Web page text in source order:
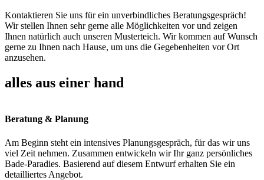
Kontaktieren Sie uns für ein unverbindliches Beratungsgespräch!
Wir stellen Ihnen sehr gerne alle Möglichkeiten vor und zeigen
Ihnen natürlich auch unseren Musterteich. Wir kommen auf Wunsch
gerne zu Ihnen nach Hause, um uns die Gegebenheiten vor Ort
anzusehen.
alles aus einer hand
Beratung & Planung
Am Beginn steht ein intensives Planungsgespräch, für das wir uns
viel Zeit nehmen. Zusammen entwickeln wir Ihr ganz persönliches
Bade-Paradies. Basierend auf diesem Entwurf erhalten Sie ein
detailliertes Angebot.